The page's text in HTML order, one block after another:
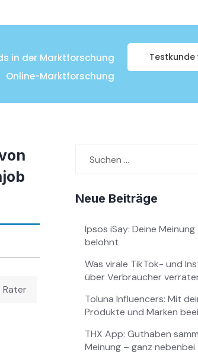
in der Marktforschung
Online-Marktforschung
Testkunde
Rater
nach:
Neue Beiträge
Ipsos iSay: Deine
belohnt
Was virale TikTok- und
über Verbraucher
Toluna Influencers: Mit
Produkte und Marken
THX App: Guthaben
Meinung – ganz nebenbei